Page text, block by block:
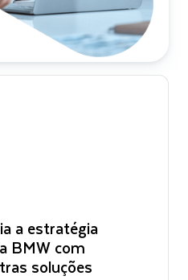
a estratégia
BMW com
soluções